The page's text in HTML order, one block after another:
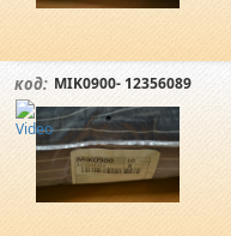
код: MIK0900- 12356089